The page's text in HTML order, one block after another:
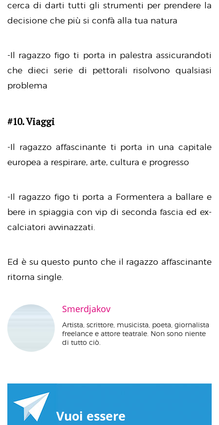
cerca di darti tutti gli strumenti per prendere la
decisione che più si confà alla tua natura
-Il ragazzo figo ti porta in palestra assicurandoti
che dieci serie di pettorali risolvono qualsiasi
problema
#10. Viaggi
-Il ragazzo affascinante ti porta in una capitale
europea a respirare, arte, cultura e progresso
-Il ragazzo figo ti porta a Formentera a ballare e
bere in spiaggia con vip di seconda fascia ed ex-
calciatori avvinazzati.
Ed è su questo punto che il ragazzo affascinante
ritorna single.
Smerdjakov
Artista, scrittore, musicista, poeta, giornalista
freelance e attore teatrale. Non sono niente
di tutto ciò.
Vuoi essere